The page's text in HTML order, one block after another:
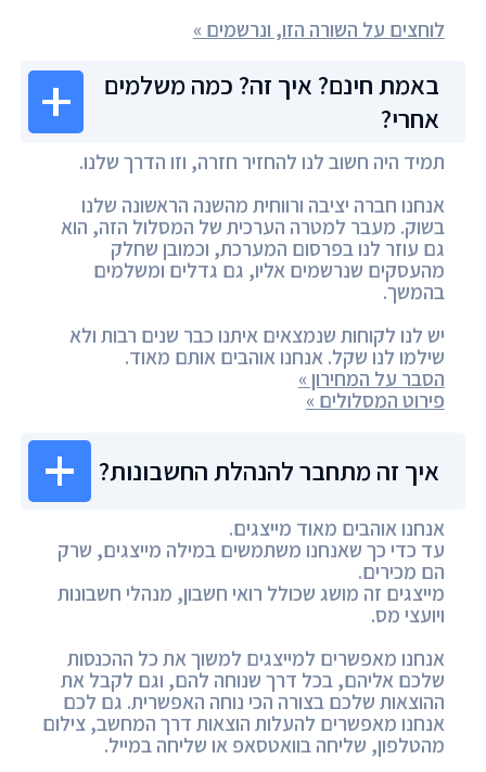
לוחצים על השורה הזו, ונרשמים »
באמת חינם? איך זה? כמה משלמים
אחרי?
תמיד היה חשוב לנו להחזיר חזרה, וזו הדרך שלנו.
אנחנו חברה יציבה ורווחית מהשנה הראשונה שלנו
בשוק. מעבר למטרה הערכית של המסלול הזה, הוא
גם עוזר לנו בפרסום המערכת, וכמובן שחלק
מהעסקים שנרשמים אליו, גם גדלים ומשלמים
בהמשך.
יש לנו לקוחות שנמצאים איתנו כבר שנים רבות ולא
שילמו לנו שקל. אנחנו אוהבים אותם מאוד.
הסבר על המחירון »
פירוט המסלולים »
איך זה מתחבר להנהלת החשבונות?
אנחנו אוהבים מאוד מייצגים.
עד כדי כך שאנחנו משתמשים במילה מייצגים, שרק
הם מכירים.
מייצגים זה מושג שכולל רואי חשבון, מנהלי חשבונות
ויועצי מס.
אנחנו מאפשרים למייצגים למשוך את כל ההכנסות
שלכם אליהם, בכל דרך שנוחה להם, וגם לקבל את
ההוצאות שלכם בצורה הכי נוחה האפשרית. גם לכם
אנחנו מאפשרים להעלות הוצאות דרך המחשב, צילום
מהטלפון, שליחה בוואטסאפ או שליחה במייל.